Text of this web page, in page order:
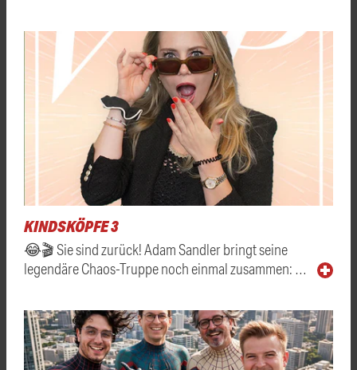
KINDSKÖPFE 3
😂🎬 Sie sind zurück! Adam Sandler bringt seine
legendäre Chaos-Truppe noch einmal zusammen: …